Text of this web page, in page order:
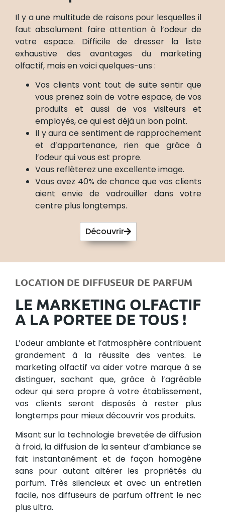
Il y a une multitude de raisons pour lesquelles il
faut absolument faire attention à l’odeur de
votre espace. Difficile de dresser la liste
exhaustive des avantages du marketing
olfactif, mais en voici quelques-uns :
Vos clients vont tout de suite sentir que
vous prenez soin de votre espace, de vos
produits et aussi de vos visiteurs et
employés, ce qui est déjà un bon point.
Il y aura ce sentiment de rapprochement
et d’appartenance, rien que grâce à
l’odeur qui vous est propre.
Vous reflèterez une excellente image.
Vous avez 40% de chance que vos clients
aient envie de vadrouiller dans votre
centre plus longtemps.
Découvrir
LOCATION DE DIFFUSEUR DE PARFUM
LE MARKETING OLFACTIF
A LA PORTEE DE TOUS !
L’odeur ambiante et l’atmosphère contribuent
grandement à la réussite des ventes. Le
marketing olfactif va aider votre marque à se
distinguer, sachant que, grâce à l’agréable
odeur qui sera propre à votre établissement,
vos clients seront disposés à rester plus
longtemps pour mieux découvrir vos produits.
Misant sur la technologie brevetée de diffusion
à froid, la diffusion de la senteur d’ambiance se
fait instantanément et de façon homogène
sans pour autant altérer les propriétés du
parfum. Très silencieux et avec un entretien
facile, nos diffuseurs de parfum offrent le nec
plus ultra.